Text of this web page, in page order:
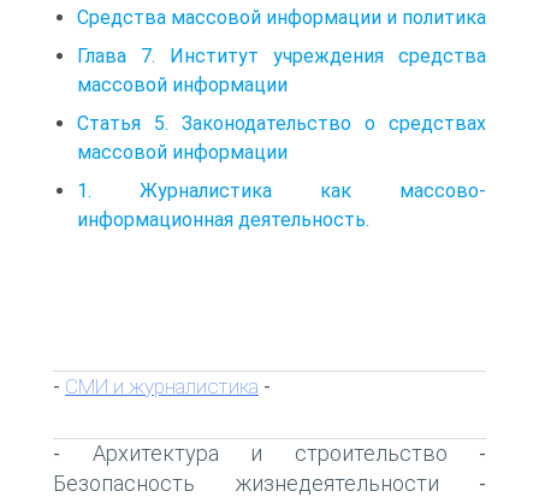
Средства массовой информации и политика
Глава 7. Институт учреждения средства
массовой информации
Статья 5. Законодательство о средствах
массовой информации
1. Журналистика как массово-
информационная деятельность.
- СМИ и журналистика -
- Архитектура и строительство -
Безопасность жизнедеятельности -